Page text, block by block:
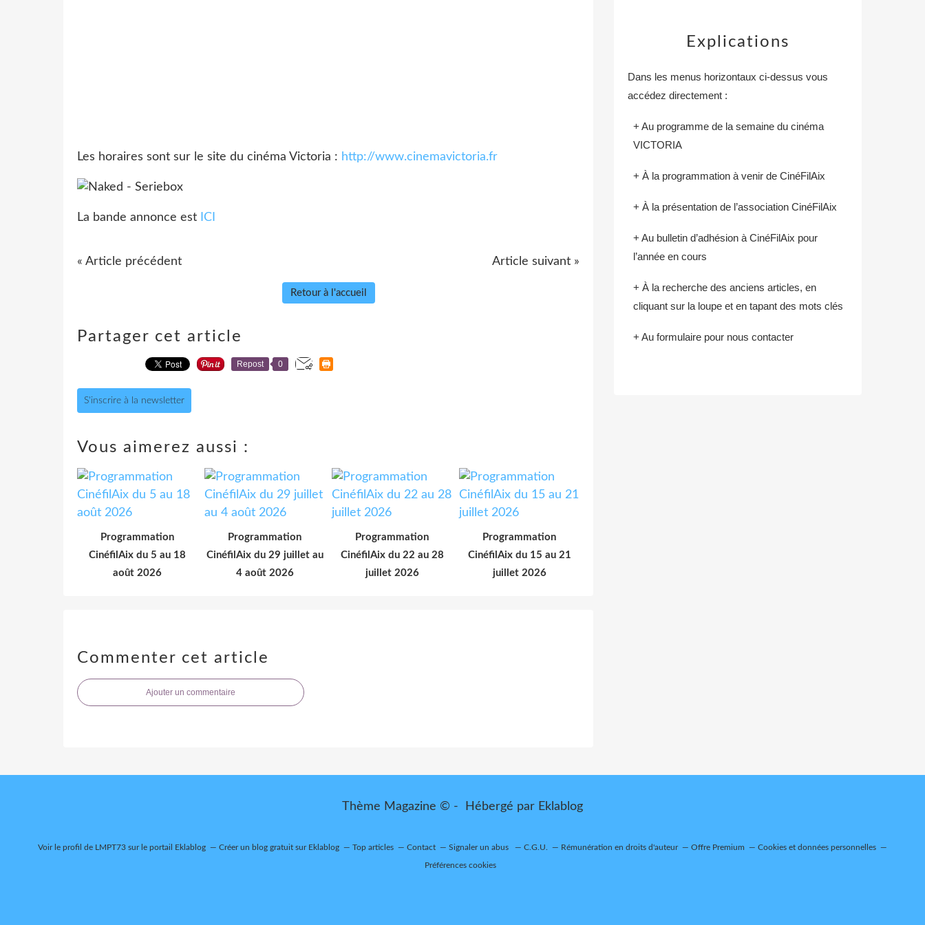
Les horaires sont sur le site du cinéma Victoria : http://www.cinemavictoria.fr
La bande annonce est ICI
« Article précédent Article suivant »
Retour à l'accueil
Partager cet article
Repost 0
S'inscrire à la newsletter
Vous aimerez aussi :
Programmation
CinéfilAix du 5 au 18
août 2026
Programmation
CinéfilAix du 29 juillet au
4 août 2026
Programmation
CinéfilAix du 22 au 28
juillet 2026
Programmation
CinéfilAix du 15 au 21
juillet 2026
Commenter cet article
Ajouter un commentaire
Explications
Dans les menus horizontaux ci-dessus vous
accédez directement :
+ Au programme de la semaine du cinéma
VICTORIA
+ À la programmation à venir de CinéFilAix
+ À la présentation de l’association CinéFilAix
+ Au bulletin d’adhésion à CinéFilAix pour
l’année en cours
+ À la recherche des anciens articles, en
cliquant sur la loupe et en tapant des mots clés
+ Au formulaire pour nous contacter
Thème Magazine © - Hébergé par Eklablog
Voir le profil de LMPT73 sur le portail Eklablog Créer un blog gratuit sur Eklablog Top articles Contact Signaler un abus C.G.U. Rémunération en droits d'auteur Offre Premium Cookies et données personnelles
Préférences cookies